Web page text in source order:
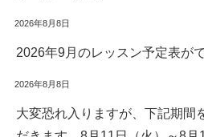
2026年8月8日
2026年9月のレッスン予定表が
2026年8月8日
大変恐れ入りますが、下記期間